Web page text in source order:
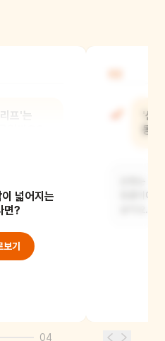
프'는
요. 호주
넓어지는
면?
기
'산
동
동물이에
04